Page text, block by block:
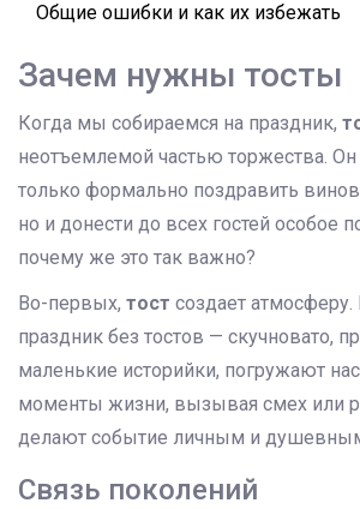
Общие ошибки и как их избежать
Зачем нужны тосты
Когда мы собираемся на праздник,
неотъемлемой частью торжества. Он
только формально поздравить
но и донести до всех гостей особое
почему же это так важно?
Во-первых, тост создает атмосферу.
праздник без тостов — скучновато,
маленькие историйки, погружают
моменты жизни, вызывая смех или
делают событие личным и
Связь поколений